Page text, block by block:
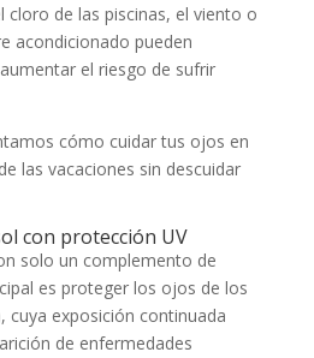
cloro de las piscinas, el viento o
acondicionado pueden
el riesgo de sufrir
cómo cuidar tus ojos en
las vacaciones sin descuidar
con protección UV
solo un complemento de
es proteger los ojos de los
cuya exposición continuada
de enfermedades